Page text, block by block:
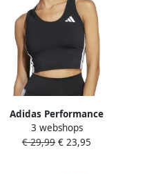
Adidas Performance
Tanktop TE 3S CROP TANK
3 webshops
€ 29,99 € 23,95